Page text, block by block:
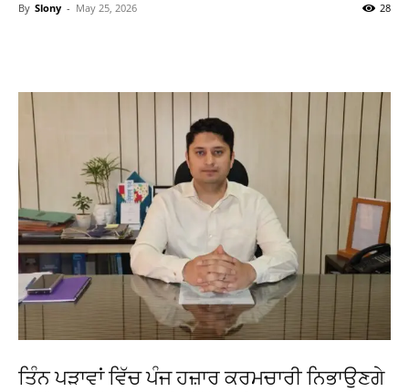
By Slony - May 25, 2026 28
ਤਿੰਨ ਪੜਾਵਾਂ ਵਿੱਚ ਪੰਜ ਹਜ਼ਾਰ ਕਰਮਚਾਰੀ ਨਿਭਾਉਣਗੇ